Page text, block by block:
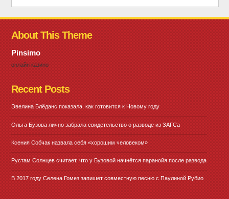
About This Theme
Pinsimo
онлайн казино
Recent Posts
Эвелина Блёданс показала, как готовится к Новому году
Ольга Бузова лично забрала свидетельство о разводе из ЗАГСа
Ксения Собчак назвала себя «хорошим человеком»
Рустам Солнцев считает, что у Бузовой начнётся паранойя после развода
В 2017 году Селена Гомез запишет совместную песню с Паулиной Рубио